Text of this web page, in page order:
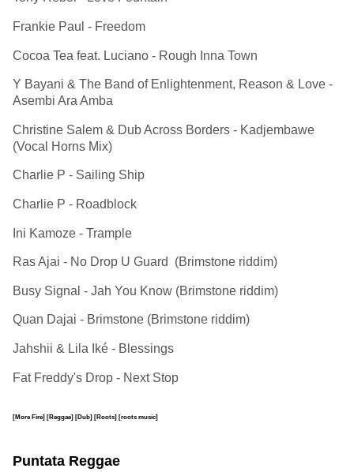
Frankie Paul - Freedom
Cocoa Tea feat. Luciano - Rough Inna Town
Y Bayani & The Band of Enlightenment, Reason & Love -
Asembi Ara Amba
Christine Salem & Dub Across Borders - Kadjembawe
(Vocal Horns Mix)
Charlie P - Sailing Ship
Charlie P - Roadblock
Ini Kamoze - Trample
Ras Ajai - No Drop U Guard (Brimstone riddim)
Busy Signal - Jah You Know (Brimstone riddim)
Quan Dajai - Brimstone (Brimstone riddim)
Jahshii & Lila Iké - Blessings
Fat Freddy's Drop - Next Stop
[More Fire] [Reggae] [Dub] [Roots] [roots music]
Puntata Reggae